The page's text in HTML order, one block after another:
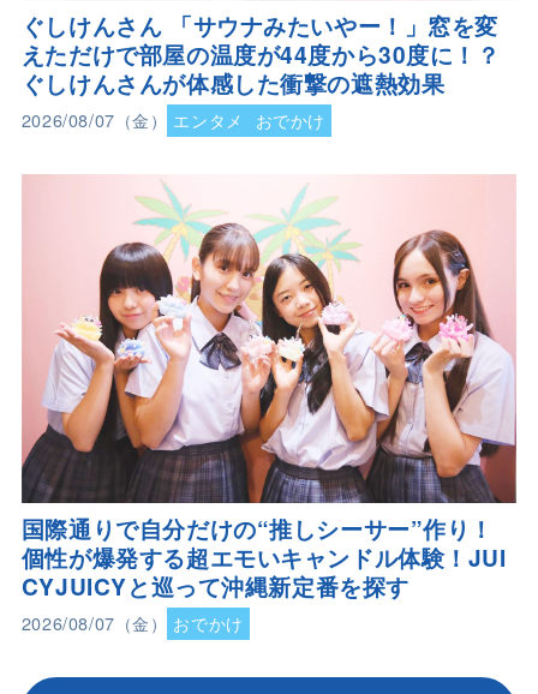
ぐしけんさん 「サウナみたいやー！」窓を変
えただけで部屋の温度が44度から30度に！？
ぐしけんさんが体感した衝撃の遮熱効果
2026/08/07（金） エンタメ おでかけ
国際通りで自分だけの“推しシーサー”作り！
個性が爆発する超エモいキャンドル体験！JUI
CYJUICYと巡って沖縄新定番を探す
2026/08/07（金） おでかけ